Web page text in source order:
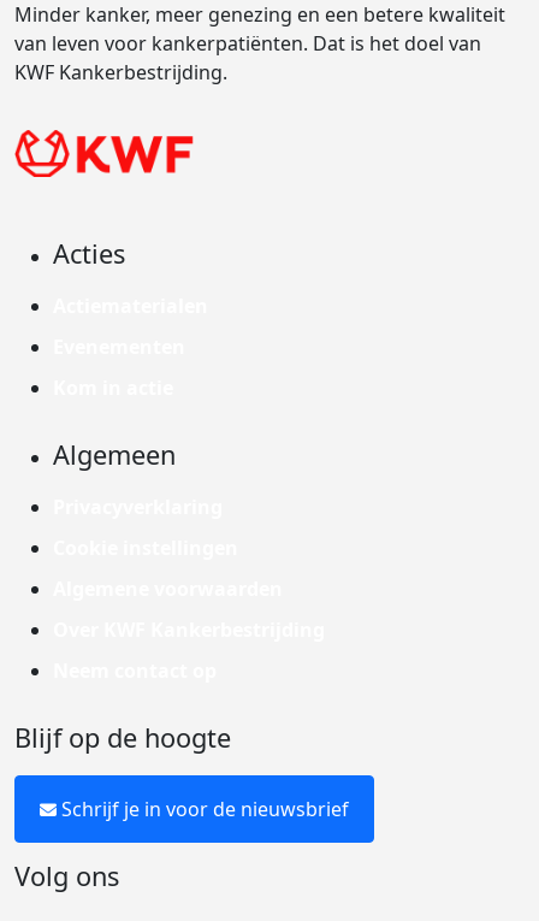
Minder kanker, meer genezing en een betere kwaliteit
van leven voor kankerpatiënten. Dat is het doel van
KWF Kankerbestrijding.
Acties
Algemeen
Blijf op de hoogte
Schrijf je in voor de nieuwsbrief
Volg ons